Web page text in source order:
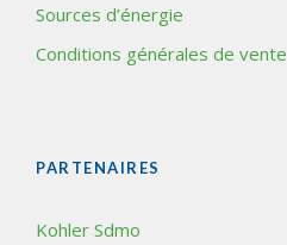
Sources d’énergie
Conditions générales de vente
PARTENAIRES
Kohler Sdmo